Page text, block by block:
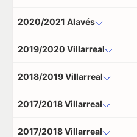
2020/2021 Alavés
2019/2020 Villarreal
2018/2019 Villarreal
2017/2018 Villarreal
2017/2018 Villarreal